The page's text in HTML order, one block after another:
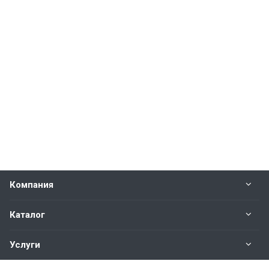
Компания
Каталог
Услуги